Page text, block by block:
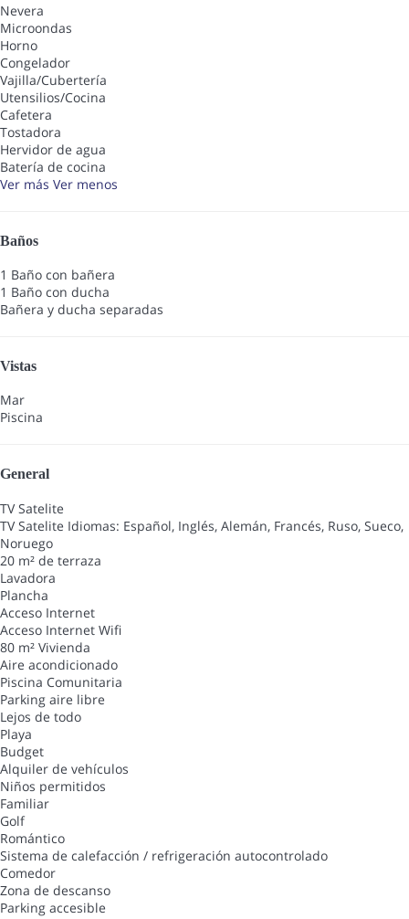
Nevera
Microondas
Horno
Congelador
Vajilla/Cubertería
Utensilios/Cocina
Cafetera
Tostadora
Hervidor de agua
Batería de cocina
Ver más Ver menos
Baños
1 Baño con bañera
1 Baño con ducha
Bañera y ducha separadas
Vistas
Mar
Piscina
General
TV Satelite
TV Satelite Idiomas: Español, Inglés, Alemán, Francés, Ruso, Sueco,
Noruego
20 m² de terraza
Lavadora
Plancha
Acceso Internet
Acceso Internet Wifi
80 m² Vivienda
Aire acondicionado
Piscina Comunitaria
Parking aire libre
Lejos de todo
Playa
Budget
Alquiler de vehículos
Niños permitidos
Familiar
Golf
Romántico
Sistema de calefacción / refrigeración autocontrolado
Comedor
Zona de descanso
Parking accesible